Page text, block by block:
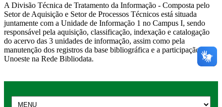
A Divisão Técnica de Tratamento da Informação - Composta pelo
Setor de Aquisição e Setor de Processos Técnicos está situada
juntamente com a Unidade de Informação 1 no Campus I, sendo
responsável pela aquisição, classificação, indexação e catalogação
do acervo das 3 unidades de informação, assim como pela
manutenção dos registros da base bibliográfica e a participação da
Unoeste na Rede Bibliodata.